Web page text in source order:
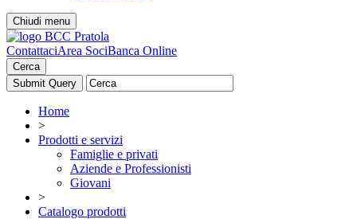
Chiudi menu
ContattaciArea SociBanca Online
Cerca
Home
>
Prodotti e servizi
Famiglie e privati
Aziende e Professionisti
Giovani
>
Catalogo prodotti